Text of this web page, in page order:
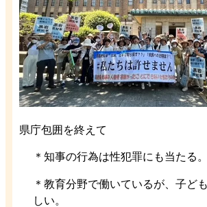
県庁包囲を終えて
＊知事の行為は性犯罪にも当たる。
＊教育分野で働いているが、子ど
しい。